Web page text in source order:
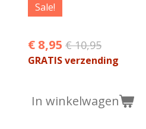
Sale!
€ 8,95 € 10,95
GRATIS verzending
In winkelwagen